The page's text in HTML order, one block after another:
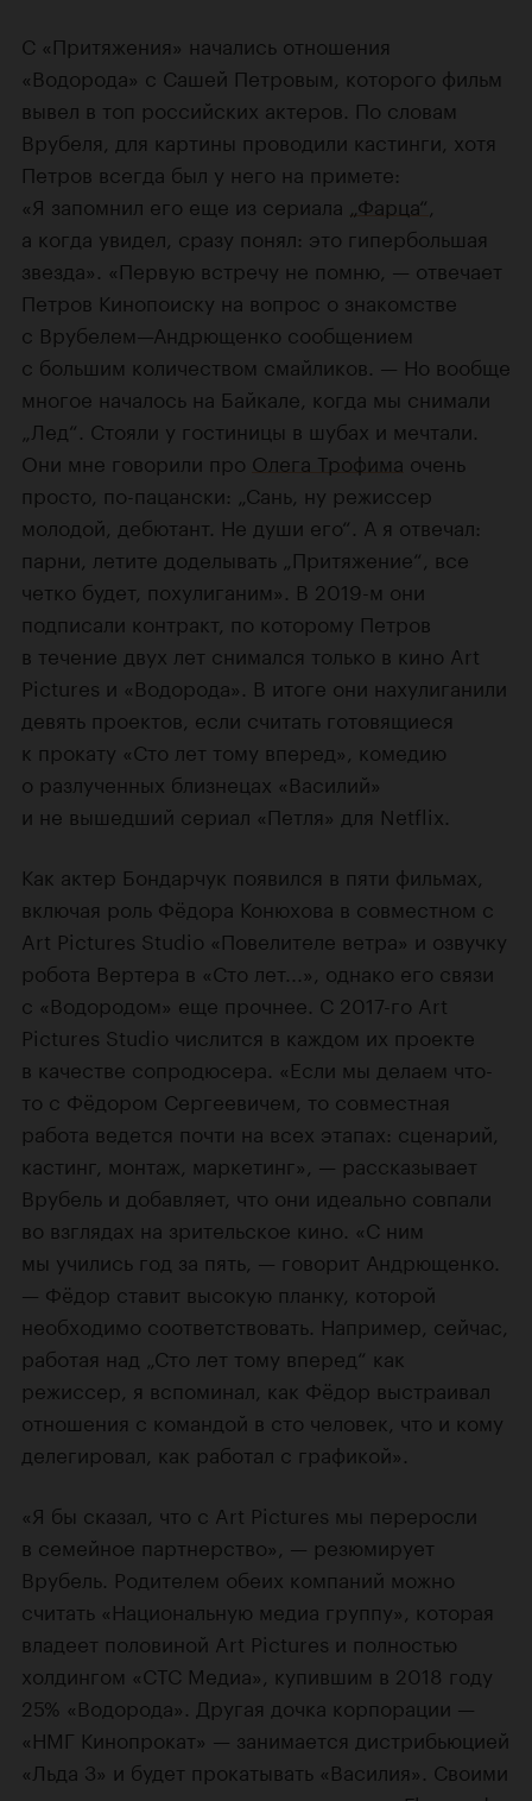
С «Притяжения» начались отношения
«Водорода» с Сашей Петровым, которого фильм
вывел в топ российских актеров. По словам
Врубеля, для картины проводили кастинги, хотя
Петров всегда был у него на примете:
«Я запомнил его еще из сериала „Фарца“
а когда увидел, сразу понял: это гипербольшая
звезда». «Первую встречу не помню, — отвечает
Петров Кинопоиску на вопрос о знакомстве
с Врубелем—Андрющенко сообщением
с большим количеством смайликов. — Но вообще
многое началось на Байкале, когда мы снимали
„Лед“. Стояли у гостиницы в шубах и мечтали.
Они мне говорили про Олега Трофима очень
просто, по-пацански: „Сань, ну режиссер
молодой, дебютант. Не души его“. А я отвечал:
парни, летите доделывать „Притяжение“, все
четко будет, похулиганим». В 2019-м они
подписали контракт, по которому Петров
в течение двух лет снимался только в кино Art
Pictures и «Водорода». В итоге они нахулиганили
девять проектов, если считать готовящиеся
к прокату «Сто лет тому вперед», комедию
о разлученных близнецах «Василий»
и не вышедший сериал «Петля» для Netflix.
Как актер Бондарчук появился в пяти фильмах,
включая роль Фёдора Конюхова в совместном с
Art Pictures Studio «Повелителе ветра» и озвучку
робота Вертера в «Сто лет...», однако его связи
с «Водородом» еще прочнее. С 2017-го Art
Pictures Studio числится в каждом их проекте
в качестве сопродюсера. «Если мы делаем что-
то с Фёдором Сергеевичем, то совместная
работа ведется почти на всех этапах: сценарий,
кастинг, монтаж, маркетинг», — рассказывает
Врубель и добавляет, что они идеально совпали
во взглядах на зрительское кино. «С ним
мы учились год за пять, — говорит Андрющенко.
— Фёдор ставит высокую планку, которой
необходимо соответствовать. Например, сейчас,
работая над „Сто лет тому вперед“ как
режиссер, я вспоминал, как Фёдор выстраивал
отношения с командой в сто человек, что и кому
делегировал, как работал с графикой».
«Я бы сказал, что с Art Pictures мы переросли
в семейное партнерство», — резюмирует
Врубель. Родителем обеих компаний можно
считать «Национальную медиа группу», которая
владеет половиной Art Pictures и полностью
холдингом «СТС Медиа», купившим в 2018 году
25% «Водорода». Другая дочка корпорации —
«НМГ Кинопрокат» — занимается дистрибьюцией
«Льда 3» и будет прокатывать «Василия». Своими